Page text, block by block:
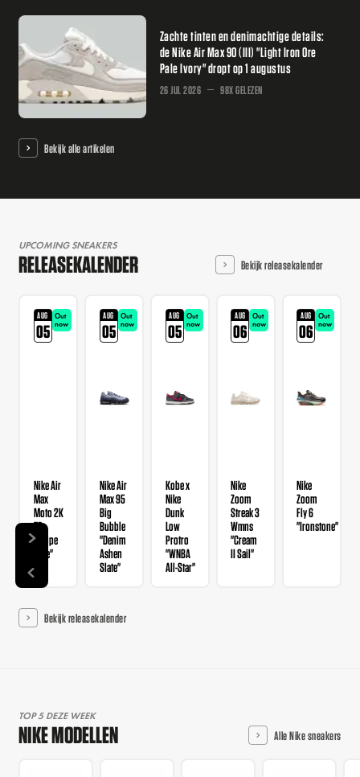
Zachte tinten en denimachtige details:
de Nike Air Max 90 (III) "Light Iron Ore
Pale Ivory" dropt op 1 augustus
26 JUL 2026 98X GELEZEN
Bekijk alle artikelen
UPCOMING SNEAKERS
RELEASEKALENDER Bekijk releasekalender
AUG
05
Out
now
Nike Air
Max
Moto 2K
TD
"Taupe
Haze"
AUG
05
Out
now
Nike Air
Max 95
Big
Bubble
"Denim
Ashen
Slate"
AUG
05
Out
now
Kobe x
Nike
Dunk
Low
Protro
"WNBA
All-Star"
AUG
06
Out
now
Nike
Zoom
Streak 3
Wmns
"Cream
II Sail"
AUG
06
Out
now
Nike
Zoom
Fly 6
"Ironstone"
Bekijk releasekalender
TOP 5 DEZE WEEK
NIKE MODELLEN Alle Nike sneakers